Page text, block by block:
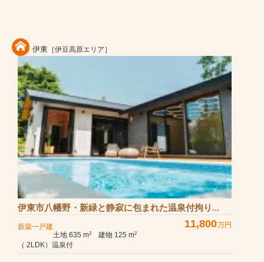
伊東 ［伊豆高原エリア］
伊東市八幡野・新緑と静寂に包まれた温泉付拘り...
新築一戸建 11,800万円
土地 635 m2 建物 125 m2
（ 2LDK）温泉付